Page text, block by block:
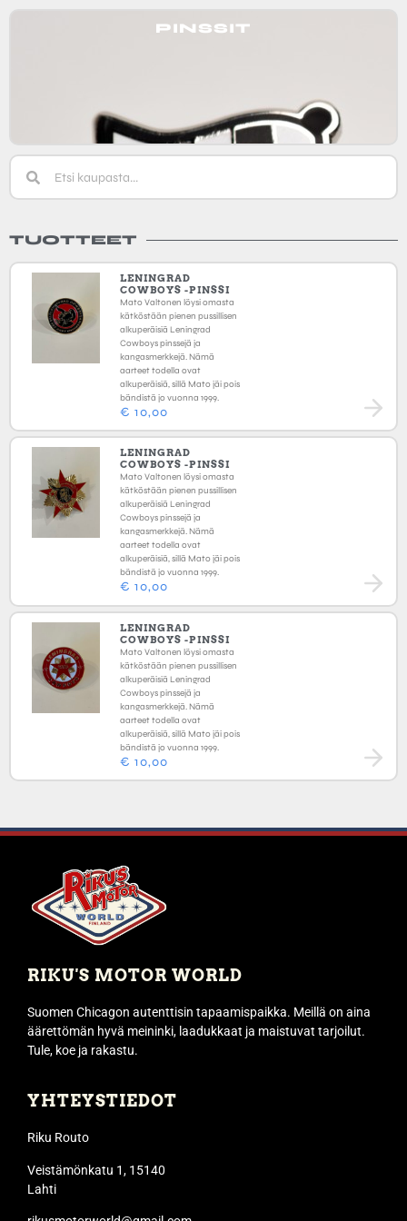
PINSSIT
TUOTTEET
LENINGRAD
COWBOYS -PINSSI
Mato Valtonen löysi omasta
kätköstään pienen pussillisen
alkuperäisiä Leningrad
Cowboys pinssejä ja
kangasmerkkejä. Nämä
aarteet todella ovat
alkuperäisiä, sillä Mato jäi pois
bändistä jo vuonna 1999.
€ 10,00
LENINGRAD
COWBOYS -PINSSI
Mato Valtonen löysi omasta
kätköstään pienen pussillisen
alkuperäisiä Leningrad
Cowboys pinssejä ja
kangasmerkkejä. Nämä
aarteet todella ovat
alkuperäisiä, sillä Mato jäi pois
bändistä jo vuonna 1999.
€ 10,00
LENINGRAD
COWBOYS -PINSSI
Mato Valtonen löysi omasta
kätköstään pienen pussillisen
alkuperäisiä Leningrad
Cowboys pinssejä ja
kangasmerkkejä. Nämä
aarteet todella ovat
alkuperäisiä, sillä Mato jäi pois
bändistä jo vuonna 1999.
€ 10,00
RIKU'S MOTOR WORLD
Suomen Chicagon autenttisin tapaamispaikka. Meillä on aina
äärettömän hyvä meininki, laadukkaat ja maistuvat tarjoilut.
Tule, koe ja rakastu.
YHTEYSTIEDOT
Riku Routo
Veistämönkatu 1, 15140
Lahti